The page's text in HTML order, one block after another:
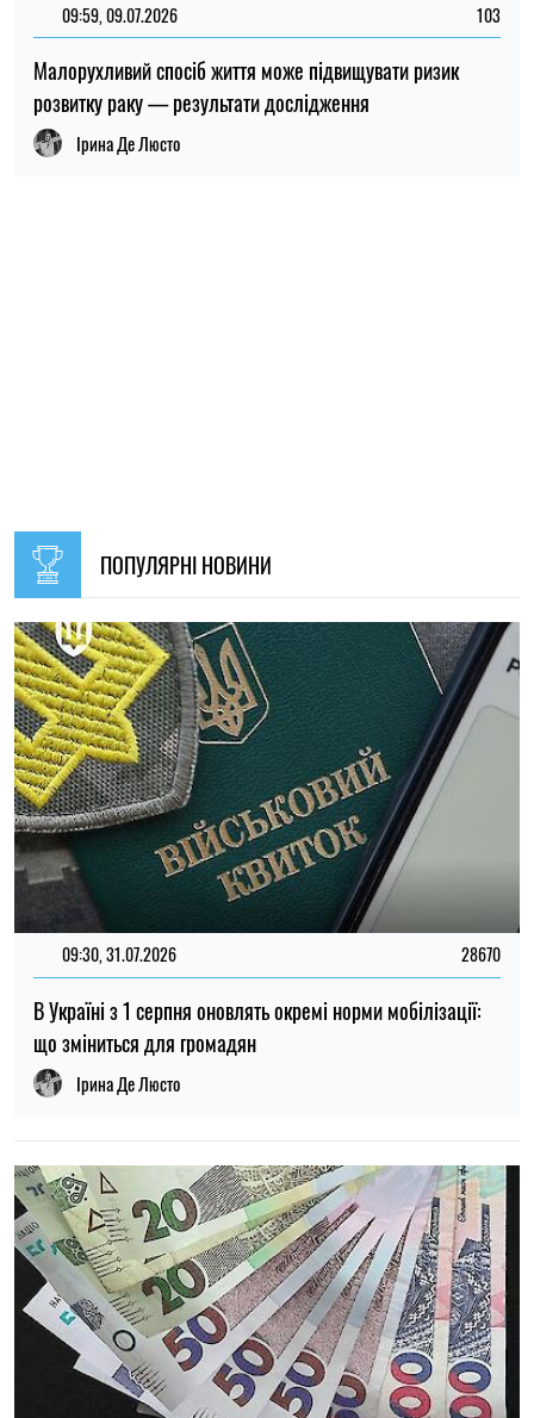
09:59, 09.07.2026 103
Малорухливий спосіб життя може підвищувати ризик
розвитку раку — результати дослідження
Ірина Де Люсто
ПОПУЛЯРНІ НОВИНИ
09:30, 31.07.2026 28670
В Україні з 1 серпня оновлять окремі норми мобілізації:
що зміниться для громадян
Ірина Де Люсто